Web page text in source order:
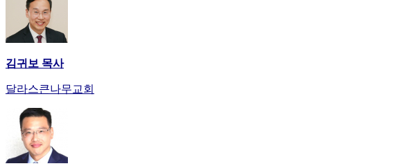
채
돔
클
럽
DOMCLUB.top
판
김귀보 목사
달라스큰나무교회